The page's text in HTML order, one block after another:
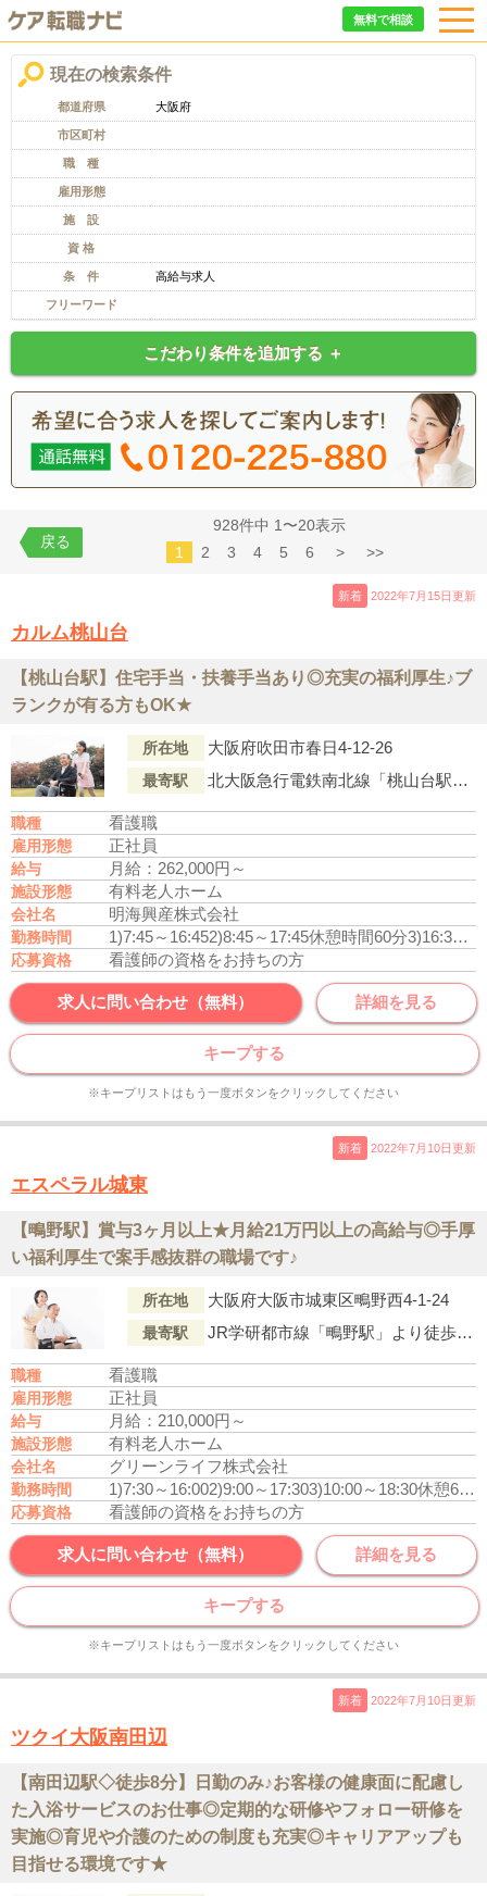
無料で相談
現在の検索条件
都道府県 大阪府
市区町村
職 種
雇用形態
施 設
資 格
条 件 高給与求人
フリーワード
こだわり条件を追加する ＋
928件中 1〜20表示
1
2 3 4 5 6 > >>
戻る
新着 2022年7月15日更新
カルム桃山台
【桃山台駅】住宅手当・扶養手当あり◎充実の福利厚生♪ブ
ランクが有る方もOK★
所在地 大阪府吹田市春日4-12-26
最寄駅 北大阪急行電鉄南北線「桃山台駅」より徒歩10分
職種 看護職
雇用形態 正社員
給与 月給：262,000円～
施設形態 有料老人ホーム
会社名 明海興産株式会社
勤務時間 1)7:45～16:452)8:45～17:45休憩時間60分3)16:30～翌9:30
応募資格 看護師の資格をお持ちの方
求人に問い合わせ（無料） 詳細を見る
キープする
※キープリストはもう一度ボタンをクリックしてください
新着 2022年7月10日更新
エスペラル城東
【鴫野駅】賞与3ヶ月以上★月給21万円以上の高給与◎手厚
い福利厚生で案手感抜群の職場です♪
所在地 大阪府大阪市城東区鴫野西4-1-24
最寄駅 JR学研都市線「鴫野駅」より徒歩6分
職種 看護職
雇用形態 正社員
給与 月給：210,000円～
施設形態 有料老人ホーム
会社名 グリーンライフ株式会社
勤務時間 1)7:30～16:002)9:00～17:303)10:00～18:30休憩60分
応募資格 看護師の資格をお持ちの方
求人に問い合わせ（無料） 詳細を見る
キープする
※キープリストはもう一度ボタンをクリックしてください
新着 2022年7月10日更新
ツクイ大阪南田辺
【南田辺駅◇徒歩8分】日勤のみ♪お客様の健康面に配慮し
た入浴サービスのお仕事◎定期的な研修やフォロー研修を
実施◎育児や介護のための制度も充実◎キャリアアップも
目指せる環境です★